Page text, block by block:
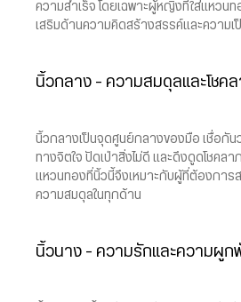
ความสำเร็จ โดยเฉพาะผู้หญิงที่ใส่แหวน
เสริมด้านความคิดสร้างสรรค์และความเ
นิ้วกลาง – ความสมดุลและโชค
นิ้วกลางเป็นจุดศูนย์กลางของมือ เชื่อกัน
ทางจิตใจ ปัดเป่าสิ่งไม่ดี และดึงดูดโชคลา
แหวนทองที่นิ้วนี้จึงเหมาะกับผู้ที่ต้องการ
ความสมดุลในทุกด้าน
นิ้วนาง – ความรักและความผูก